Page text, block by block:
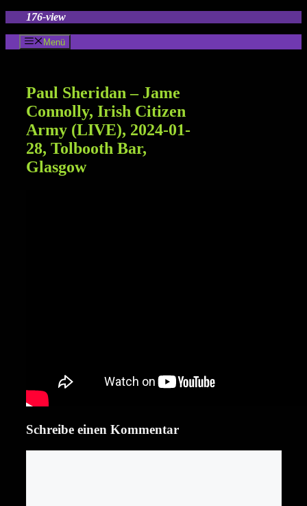
springen
176-view
Menü
Paul Sheridan – Jame
Connolly, Irish Citizen
Army (LIVE), 2024-01-
28, Tolbooth Bar,
Glasgow
Schreibe einen Kommentar